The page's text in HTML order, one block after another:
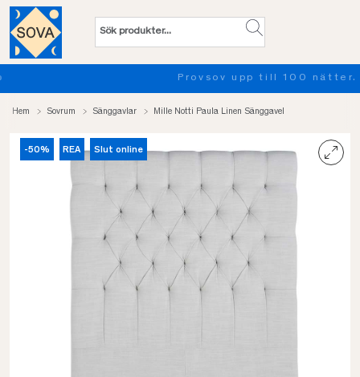
Provsov upp till 100 nätter. Läs mer
Hem Sovrum Sänggavlar Mille Notti Paula Linen Sänggavel
-50% REA Slut online